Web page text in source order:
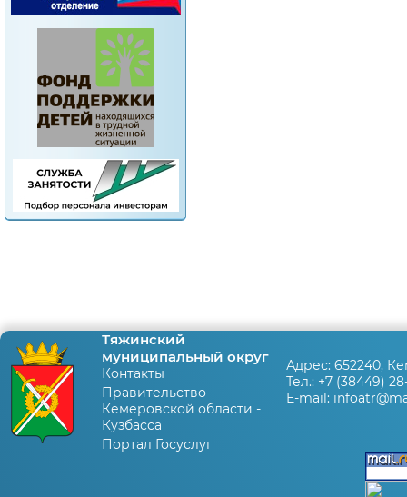
Тяжинский
муниципальный округ
Контакты
Правительство
Кемеровской области -
Кузбасса
Портал Госуслуг
Адрес: 652240,
Тел.: +7 (38449)
E-mail: